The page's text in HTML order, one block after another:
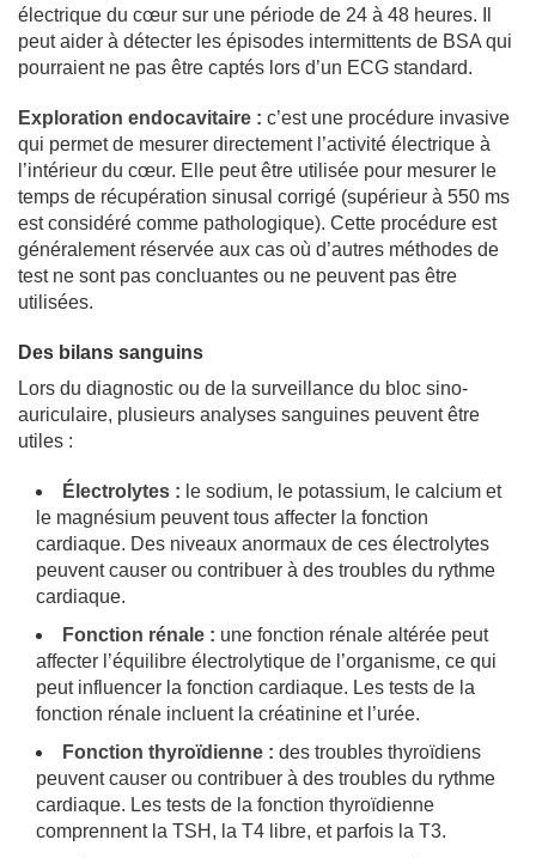
électrique du cœur sur une période de 24 à 48 heures. Il
peut aider à détecter les épisodes intermittents de BSA qui
pourraient ne pas être captés lors d’un ECG standard.
Exploration endocavitaire : c’est une procédure invasive
qui permet de mesurer directement l’activité électrique à
l’intérieur du cœur. Elle peut être utilisée pour mesurer le
temps de récupération sinusal corrigé (supérieur à 550 ms
est considéré comme pathologique). Cette procédure est
généralement réservée aux cas où d’autres méthodes de
test ne sont pas concluantes ou ne peuvent pas être
utilisées.
Des bilans sanguins
Lors du diagnostic ou de la surveillance du bloc sino-
auriculaire, plusieurs analyses sanguines peuvent être
utiles :
Électrolytes : le sodium, le potassium, le calcium et
le magnésium peuvent tous affecter la fonction
cardiaque. Des niveaux anormaux de ces électrolytes
peuvent causer ou contribuer à des troubles du rythme
cardiaque.
Fonction rénale : une fonction rénale altérée peut
affecter l’équilibre électrolytique de l’organisme, ce qui
peut influencer la fonction cardiaque. Les tests de la
fonction rénale incluent la créatinine et l’urée.
Fonction thyroïdienne : des troubles thyroïdiens
peuvent causer ou contribuer à des troubles du rythme
cardiaque. Les tests de la fonction thyroïdienne
comprennent la TSH, la T4 libre, et parfois la T3.